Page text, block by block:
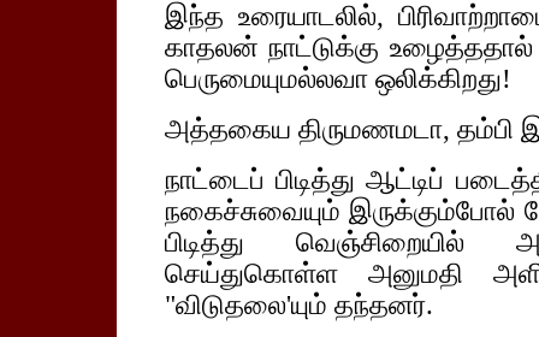
இந்த உரையாடலில்,
காதலன் நாட்டுக்கு உழைத்ததால்
பெருமையுமல்லவா ஒலிக்கிறது!
அத்தகைய திருமணமடா, தம்பி
நாட்டைப் பிடித்து ஆட்டிப்
நகைச்சுவையும்
பிடித்து
செய்துகொள்ள அனுமதி
"விடுதலை'யும் தந்தனர்.